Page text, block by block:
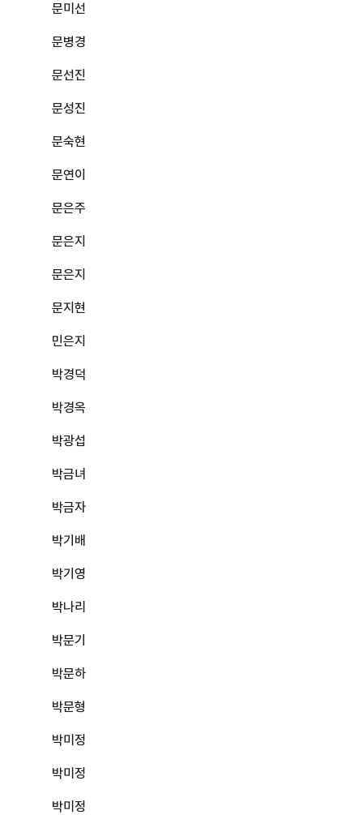
문미선
문병경
문선진
문성진
문숙현
문연이
문은주
문은지
문은지
문지현
민은지
박경덕
박경옥
박광섭
박금녀
박금자
박기배
박기영
박나리
박문기
박문하
박문형
박미정
박미정
박미정